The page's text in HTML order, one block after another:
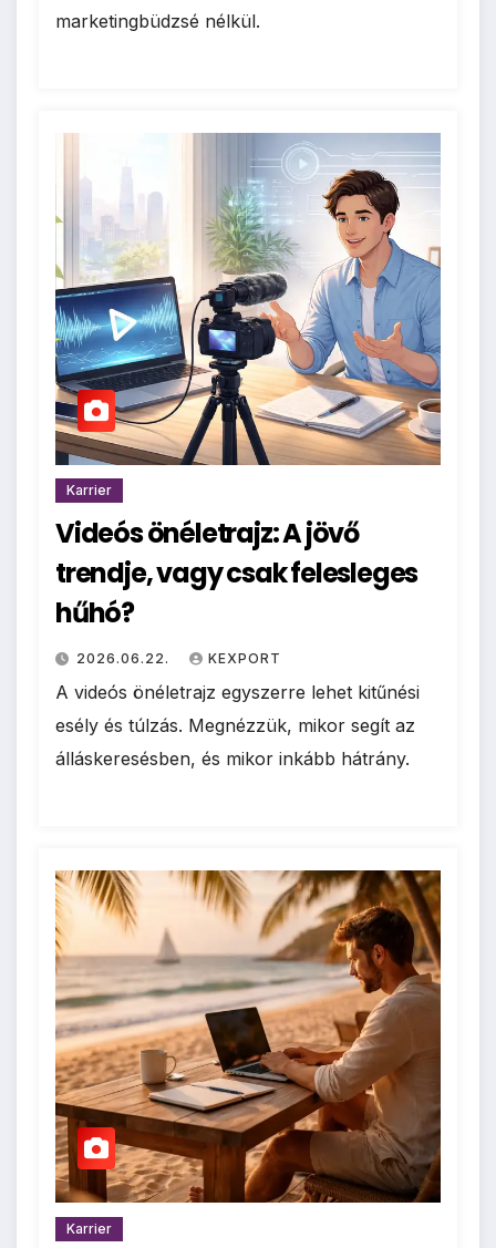
marketingbüdzsé nélkül.
Karrier
Videós önéletrajz: A jövő
trendje, vagy csak felesleges
hűhó?
2026.06.22. KEXPORT
A videós önéletrajz egyszerre lehet kitűnési
esély és túlzás. Megnézzük, mikor segít az
álláskeresésben, és mikor inkább hátrány.
Karrier